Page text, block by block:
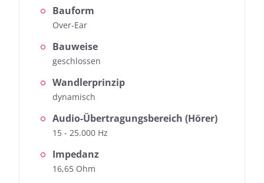
Bauform
Over-Ear
Bauweise
geschlossen
Wandlerprinzip
dynamisch
Audio-Übertragungsbereich (Hörer)
15 - 25.000 Hz
Impedanz
16,65 Ohm